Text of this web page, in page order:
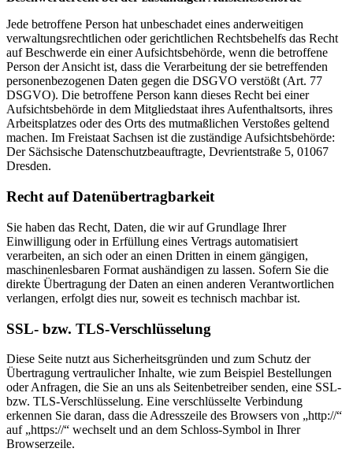
Jede betroffene Person hat unbeschadet eines anderweitigen
verwaltungsrechtlichen oder gerichtlichen Rechtsbehelfs das Recht
auf Beschwerde ein einer Aufsichtsbehörde, wenn die betroffene
Person der Ansicht ist, dass die Verarbeitung der sie betreffenden
personenbezogenen Daten gegen die DSGVO verstößt (Art. 77
DSGVO). Die betroffene Person kann dieses Recht bei einer
Aufsichtsbehörde in dem Mitgliedstaat ihres Aufenthaltsorts, ihres
Arbeitsplatzes oder des Orts des mutmaßlichen Verstoßes geltend
machen. Im Freistaat Sachsen ist die zuständige Aufsichtsbehörde:
Der Sächsische Datenschutzbeauftragte, Devrientstraße 5, 01067
Dresden.
Recht auf Daten­übertrag­barkeit
Sie haben das Recht, Daten, die wir auf Grundlage Ihrer
Einwilligung oder in Erfüllung eines Vertrags automatisiert
verarbeiten, an sich oder an einen Dritten in einem gängigen,
maschinenlesbaren Format aushändigen zu lassen. Sofern Sie die
direkte Übertragung der Daten an einen anderen Verantwortlichen
verlangen, erfolgt dies nur, soweit es technisch machbar ist.
SSL- bzw. TLS-Verschlüsselung
Diese Seite nutzt aus Sicherheitsgründen und zum Schutz der
Übertragung vertraulicher Inhalte, wie zum Beispiel Bestellungen
oder Anfragen, die Sie an uns als Seitenbetreiber senden, eine SSL-
bzw. TLS-Verschlüsselung. Eine verschlüsselte Verbindung
erkennen Sie daran, dass die Adresszeile des Browsers von „http://“
auf „https://“ wechselt und an dem Schloss-Symbol in Ihrer
Browserzeile.